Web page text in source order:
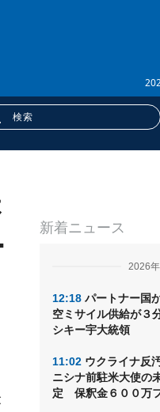
購読
新着ニュース
2026
12:18 パートナー国
空ミサイル供給が３
シキー宇大統領
11:02 ウクライナ反
ニシナ前駐米大使の
定 保釈金６００万